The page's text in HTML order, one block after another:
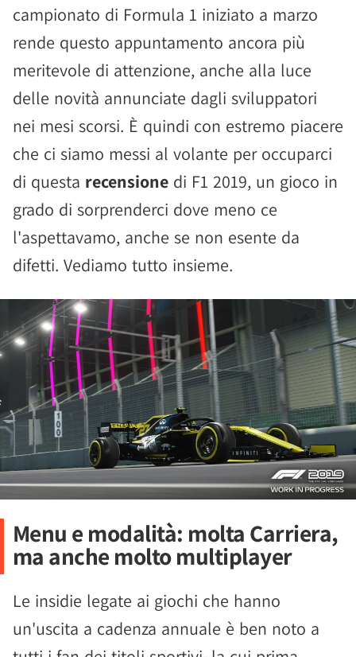
campionato di Formula 1 iniziato a marzo
rende questo appuntamento ancora più
meritevole di attenzione, anche alla luce
delle novità annunciate dagli sviluppatori
nei mesi scorsi. È quindi con estremo piacere
che ci siamo messi al volante per occuparci
di questa recensione di F1 2019, un gioco in
grado di sorprenderci dove meno ce
l'aspettavamo, anche se non esente da
difetti. Vediamo tutto insieme.
Menu e modalità: molta Carriera,
ma anche molto multiplayer
Le insidie legate ai giochi che hanno
un'uscita a cadenza annuale è ben noto a